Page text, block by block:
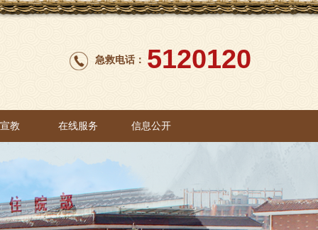
急救电话： 5120120
教
教
在线服务 信息公开